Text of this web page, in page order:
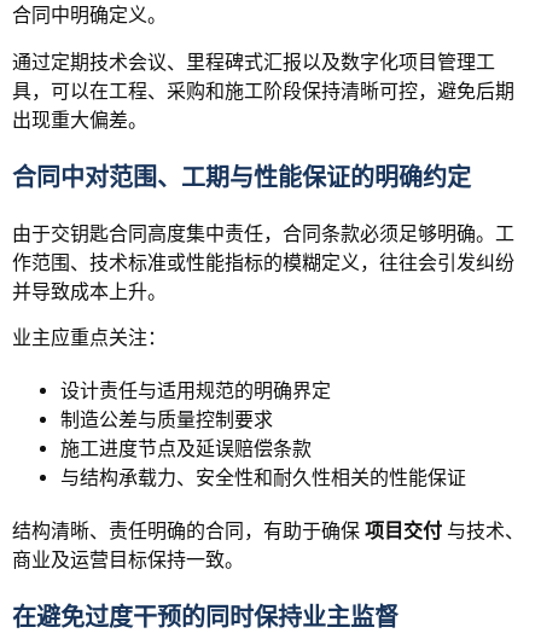
合同中明确定义。
通过定期技术会议、里程碑式汇报以及数字化项目管理工
具，可以在工程、采购和施工阶段保持清晰可控，避免后期
出现重大偏差。
合同中对范围、工期与性能保证的明确约定
由于交钥匙合同高度集中责任，合同条款必须足够明确。工
作范围、技术标准或性能指标的模糊定义，往往会引发纠纷
并导致成本上升。
业主应重点关注：
设计责任与适用规范的明确界定
制造公差与质量控制要求
施工进度节点及延误赔偿条款
与结构承载力、安全性和耐久性相关的性能保证
结构清晰、责任明确的合同，有助于确保 项目交付 与技术、
商业及运营目标保持一致。
在避免过度干预的同时保持业主监督